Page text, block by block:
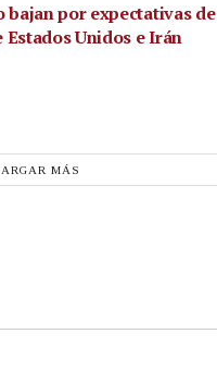
por expectativas de
Unidos e Irán
MÁS